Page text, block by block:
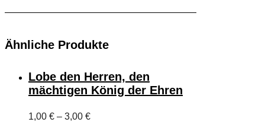
Ähnliche Produkte
Lobe den Herren, den
mächtigen König der Ehren
1,00 € – 3,00 €Preisspanne: